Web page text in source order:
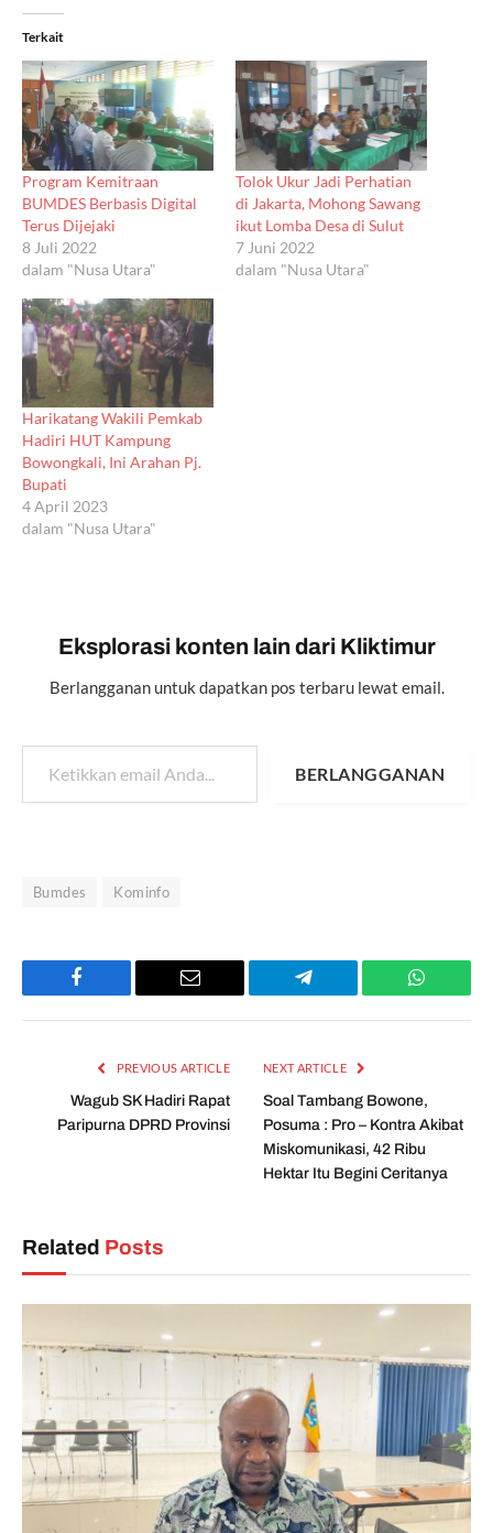
Terkait
Program Kemitraan
BUMDES Berbasis Digital
Terus Dijejaki
8 Juli 2022
dalam "Nusa Utara"
Tolok Ukur Jadi Perhatian
di Jakarta, Mohong Sawang
ikut Lomba Desa di Sulut
7 Juni 2022
dalam "Nusa Utara"
Harikatang Wakili Pemkab
Hadiri HUT Kampung
Bowongkali, Ini Arahan Pj.
Bupati
4 April 2023
dalam "Nusa Utara"
Eksplorasi konten lain dari Kliktimur
Berlangganan untuk dapatkan pos terbaru lewat email.
Ketikkan email Anda...
BERLANGGANAN
Bumdes Kominfo
Facebook Email Telegram
PREVIOUS ARTICLE
Wagub SK Hadiri Rapat
Paripurna DPRD Provinsi
NEXT ARTICLE
Soal Tambang Bowone,
Posuma : Pro – Kontra Akibat
Miskomunikasi, 42 Ribu
Hektar Itu Begini Ceritanya
Related Posts